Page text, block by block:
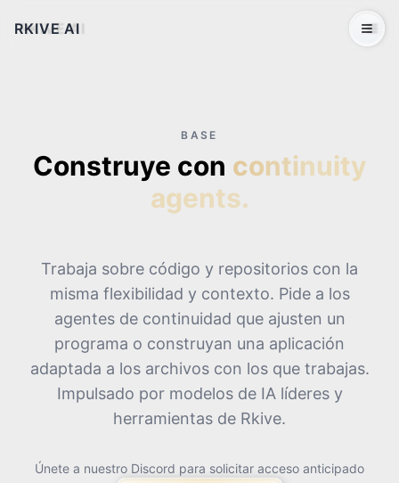
RKIVE AI
BASE
Construye con continuity
agents.
Trabaja sobre código y repositorios con la
misma flexibilidad y contexto. Pide a los
agentes de continuidad que ajusten un
programa o construyan una aplicación
adaptada a los archivos con los que trabajas.
Impulsado por modelos de IA líderes y
herramientas de Rkive.
Únete a nuestro Discord para solicitar acceso anticipado